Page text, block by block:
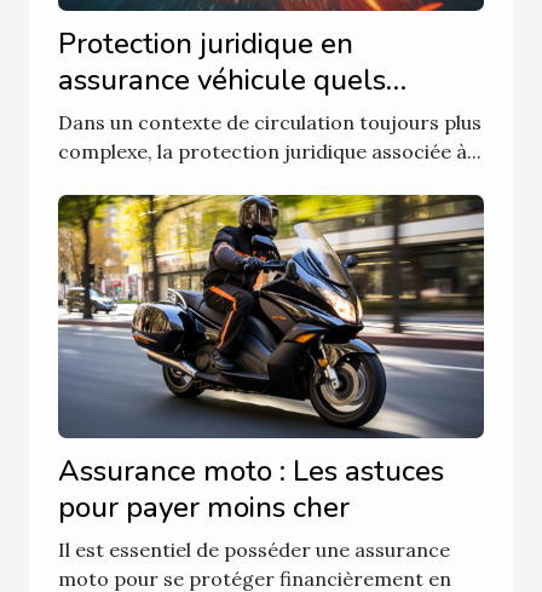
Protection juridique en
assurance véhicule quels
bénéfices pour les conducteurs
en 2023
Dans un contexte de circulation toujours plus
complexe, la protection juridique associée à...
Assurance moto : Les astuces
pour payer moins cher
Il est essentiel de posséder une assurance
moto pour se protéger financièrement en